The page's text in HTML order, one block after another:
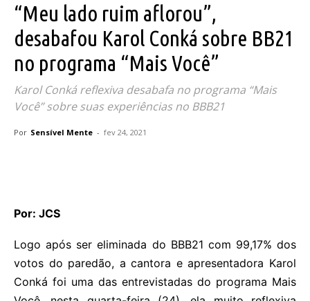
“Meu lado ruim aflorou”,
desabafou Karol Conká sobre BB21
no programa “Mais Você”
Karol Conká reflexiva desabafa no programa “Mais
Você” sobre suas experiências no BBB21
Por Sensível Mente - fev 24, 2021
Por: JCS
Logo após ser eliminada do BBB21 com 99,17% dos
votos do paredão, a cantora e apresentadora Karol
Conká foi uma das entrevistadas do programa Mais